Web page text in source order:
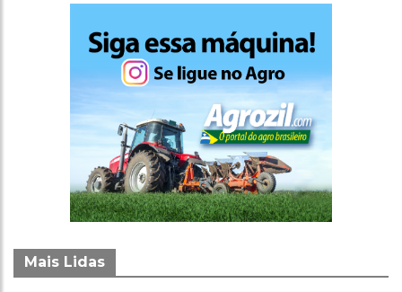
Mais Lidas